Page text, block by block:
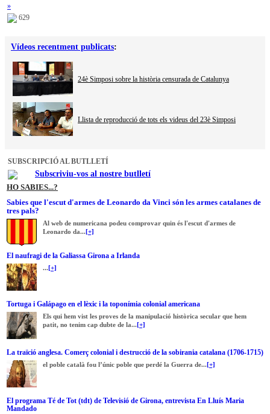
»
629
Vídeos recentment publicats:
24è Simposi sobre la història censurada de Catalunya
Llista de reproducció de tots els videus del 23è Simposi
SUBSCRIPCIÓ AL BUTLLETÍ
Subscriviu-vos al nostre butlletí
HO SABIES...?
Sabies que l'escut d'armes de Leonardo da Vinci són les armes catalanes de
tres pals?
Al web de numericana podeu comprovar quin és l'escut d'armes de
Leonardo da... [+]
El naufragi de la Galiassa Girona a Irlanda
... [+]
Tortuga i Galápago en el lèxic i la toponímia colonial americana
Els qui hem vist les proves de la manipulació històrica secular que hem
patit, no tenim cap dubte de la... [+]
La traïció anglesa. Comerç colonial i destrucció de la sobirania catalana (1706-1715)
el poble català fou l’únic poble que perdé la Guerra de... [+]
El programa Té de Tot (tdt) de Televisió de Girona, entrevista En Lluís Maria
Mandado